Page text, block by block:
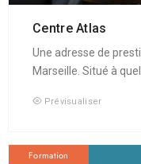
Centre Atlas
Une adresse de
Marseille. Situé à
Prévisualiser
Formation